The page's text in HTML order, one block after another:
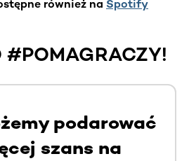
również na Spotify
#POMAGRACZY!
podarować
szans na